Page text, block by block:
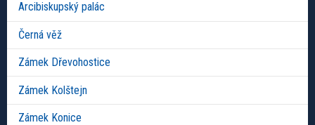
Arcibiskupský palác
Černá věž
Zámek Dřevohostice
Zámek Kolštejn
Zámek Konice